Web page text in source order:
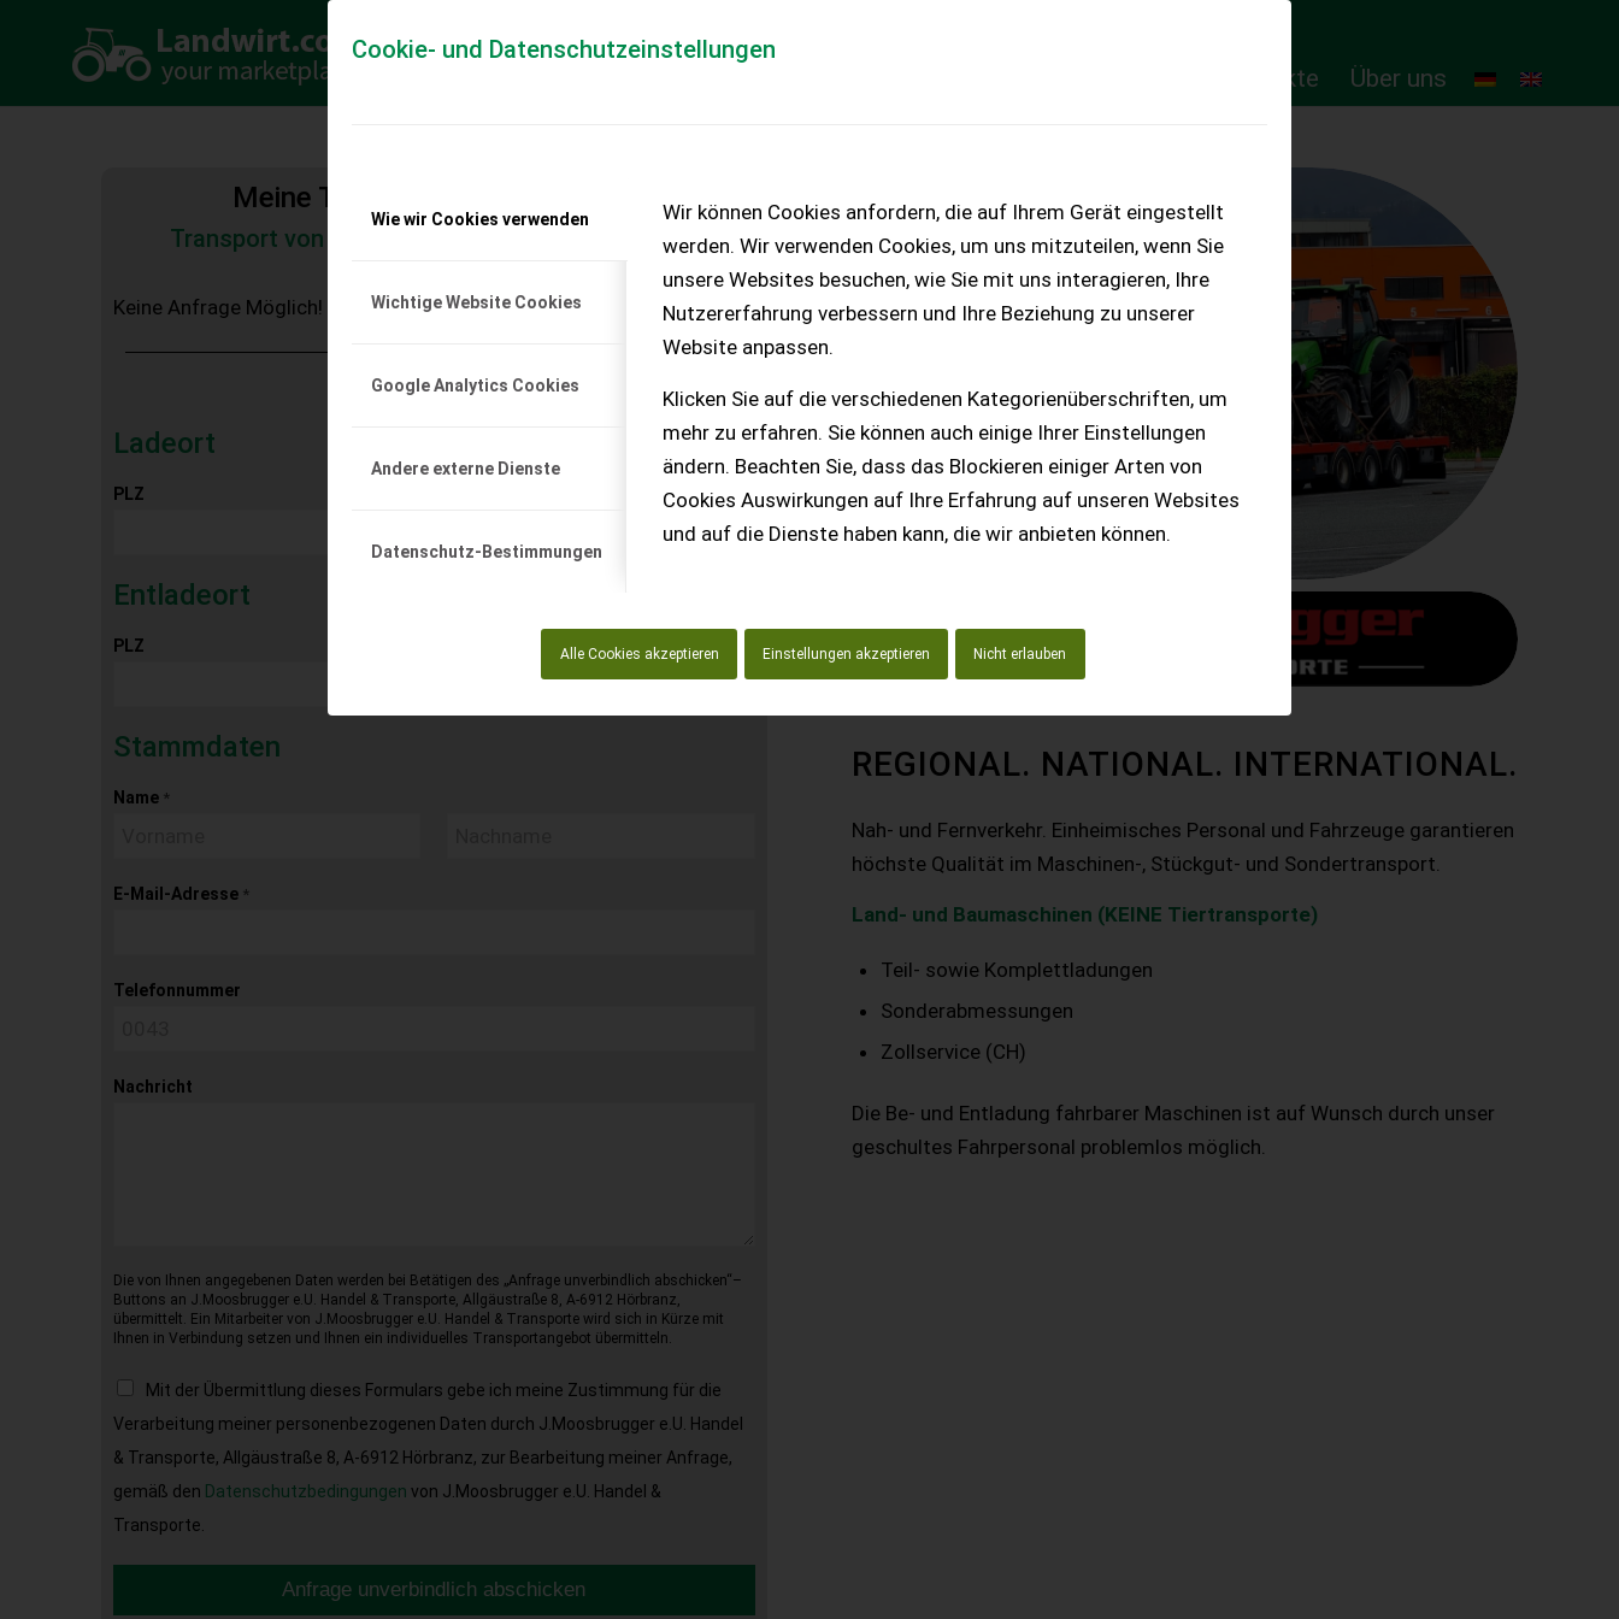
Cookie- und Datenschutzeinstellungen
Wie wir Cookies verwenden
Wichtige Website Cookies
Google Analytics Cookies
Andere externe Dienste
Datenschutz-Bestimmungen
Wir können Cookies anfordern, die auf Ihrem Gerät eingestellt
werden. Wir verwenden Cookies, um uns mitzuteilen, wenn Sie
unsere Websites besuchen, wie Sie mit uns interagieren, Ihre
Nutzererfahrung verbessern und Ihre Beziehung zu unserer
Website anpassen.
Klicken Sie auf die verschiedenen Kategorienüberschriften, um
mehr zu erfahren. Sie können auch einige Ihrer Einstellungen
ändern. Beachten Sie, dass das Blockieren einiger Arten von
Cookies Auswirkungen auf Ihre Erfahrung auf unseren Websites
und auf die Dienste haben kann, die wir anbieten können.
Alle Cookies akzeptieren Einstellungen akzeptieren Nicht erlauben
Online-Produkte Über uns
Meine Transportkostenanfrage
Transport von Land- und Baumaschinen – KEINE
Keine Anfrage Möglich!
Ladeort
PLZ
Entladeort
PLZ
Stammdaten
Name *
E-Mail-Adresse *
Telefonnummer
Nachricht
Die von Ihnen angegebenen Daten werden bei Betätigen des „Anfrage unverbindlich abschicken“–
Buttons an J.Moosbrugger e.U. Handel & Transporte, Allgäustraße 8, A-6912 Hörbranz,
übermittelt. Ein Mitarbeiter von J.Moosbrugger e.U. Handel & Transporte wird sich in Kürze mit
Ihnen in Verbindung setzen und Ihnen ein individuelles Transportangebot übermitteln.
Mit der Übermittlung dieses Formulars gebe ich meine Zustimmung für die
Verarbeitung meiner personenbezogenen Daten durch J.Moosbrugger e.U. Handel
& Transporte, Allgäustraße 8, A-6912 Hörbranz, zur Bearbeitung meiner Anfrage,
gemäß den Datenschutzbedingungen von J.Moosbrugger e.U. Handel &
Transporte.
Anfrage unverbindlich abschicken
REGIONAL. NATIONAL. INTERNATIONAL.
Nah- und Fernverkehr. Einheimisches Personal und Fahrzeuge garantieren
höchste Qualität im Maschinen-, Stückgut- und Sondertransport.
Land- und Baumaschinen (KEINE Tiertransporte)
Teil- sowie Komplettladungen
Sonderabmessungen
Zollservice (CH)
Die Be- und Entladung fahrbarer Maschinen ist auf Wunsch durch unser
geschultes Fahrpersonal problemlos möglich.